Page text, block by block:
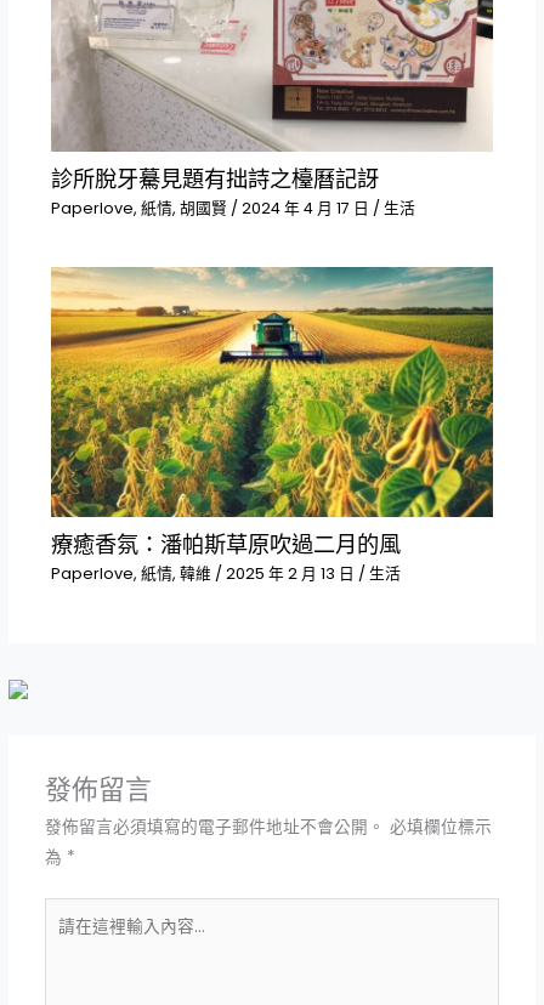
診所脫牙驀見題有拙詩之檯曆記訝
Paperlove, 紙情, 胡國賢 / 2024 年 4 月 17 日 / 生活
療癒香氛：潘帕斯草原吹過二月的風
Paperlove, 紙情, 韓維 / 2025 年 2 月 13 日 / 生活
發佈留言
發佈留言必須填寫的電子郵件地址不會公開。 必填欄位標示
為 *
在